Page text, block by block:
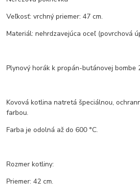
Veľkosť: vrchný priemer: 47 cm.
Materiál: nehrdzavejúca oceľ (povrchová
Plynový horák k propán-butánovej bombe
Kovová kotlina natretá špeciálnou,
farbou.
Farba je odolná až do 600 °C.
Rozmer kotliny:
Priemer: 42 cm.